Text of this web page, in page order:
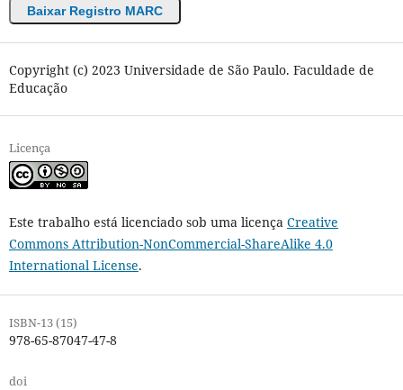
Baixar Registro MARC
Copyright (c) 2023 Universidade de São Paulo. Faculdade de
Educação
Licença
Este trabalho está licenciado sob uma licença Creative
Commons Attribution-NonCommercial-ShareAlike 4.0
International License.
ISBN-13 (15)
978-65-87047-47-8
doi